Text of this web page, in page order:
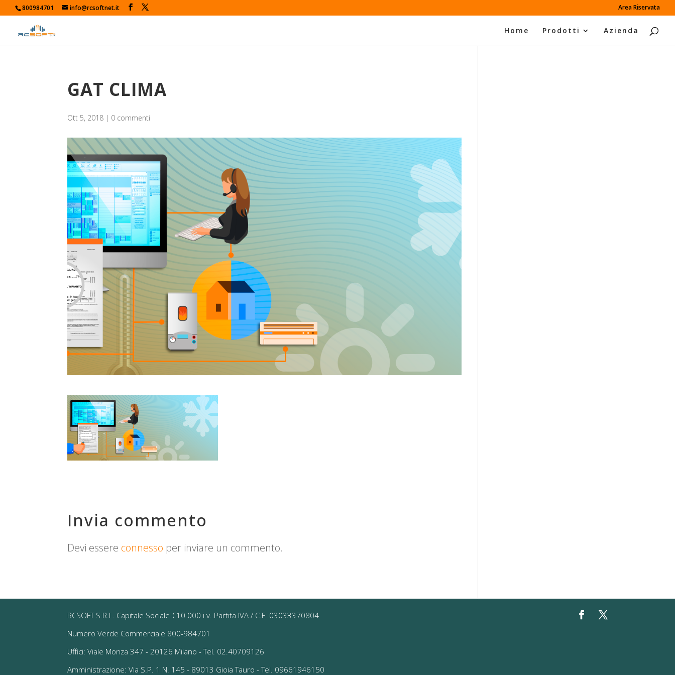
800984701 info@rcsoftnet.it Area Riservata
Home Prodotti Azienda
GAT CLIMA
Ott 5, 2018 | 0 commenti
Invia commento
Devi essere connesso per inviare un commento.
RCSOFT S.R.L. Capitale Sociale €10.000 i.v. Partita IVA / C.F. 03033370804
Numero Verde Commerciale 800-984701
Uffici: Viale Monza 347 - 20126 Milano - Tel. 02.40709126
Amministrazione: Via S.P. 1 N. 145 - 89013 Gioia Tauro - Tel. 09661946150